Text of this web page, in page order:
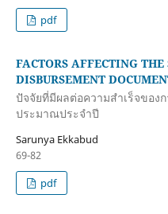
pdf
FACTORS AFFECTING
DISBURSEMENT
ปัจจัยที่มีผลต่อความสำเร็จของก
ประมาณประจำปี
Sarunya Ekkabud
69-82
pdf